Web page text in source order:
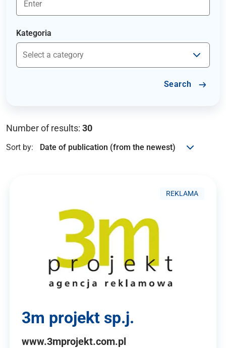
Kategoria
Search
Number of results: 30
Sort by:
REKLAMA
3m projekt sp.j.
www.3mprojekt.com.pl